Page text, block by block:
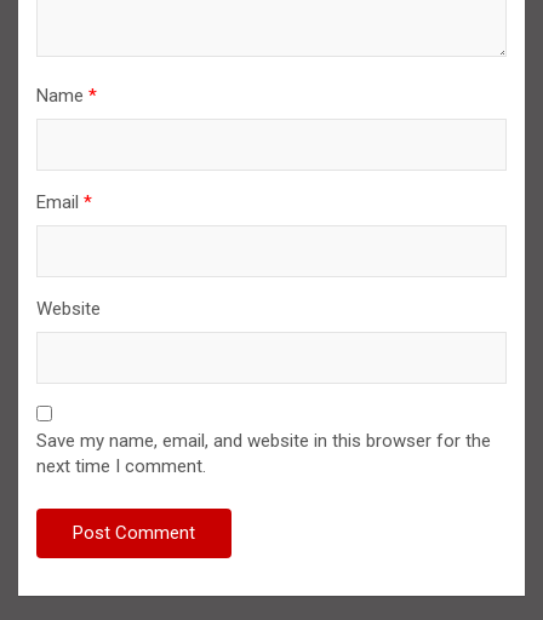
Name *
Email *
Website
Save my name, email, and website in this browser for the
next time I comment.